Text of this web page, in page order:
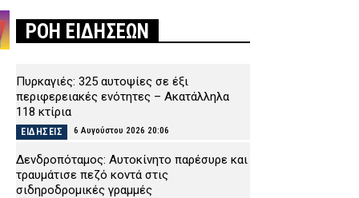
ΡΟΗ ΕΙΔΗΣΕΩΝ
Πυρκαγιές: 325 αυτοψίες σε έξι
περιφερειακές ενότητες – Ακατάλληλα
118 κτίρια
ΕΙΔΗΣΕΙΣ 6 Αυγούστου 2026 20:06
Δενδροπόταμος: Αυτοκίνητο παρέσυρε και
τραυμάτισε πεζό κοντά στις
σιδηροδρομικές γραμμές